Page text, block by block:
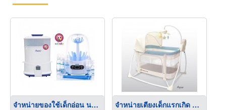
จำหน่ายของใช้เด็กอ่อน นครสวรรค์ จำหน่ายเตียงเด็กแรกเกิด นครสวรรค์